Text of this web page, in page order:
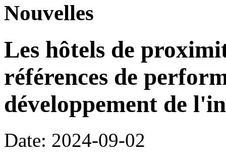
Nouvelles
Les hôtels de
références de
développement de
Date: 2024-09-02